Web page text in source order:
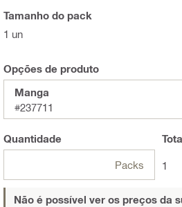
Tamanho do pack
1 un
Opções de produto
Manga
#237711
Quantidade
Packs 1
Não é possível ver os preços da